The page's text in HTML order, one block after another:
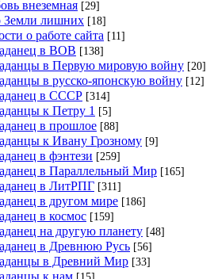
внеземная [29]
лишних [18]
о работе сайта [11]
в ВОВ [138]
в Первую мировую войну [20]
в русско-японскую войну [12]
в СССР [314]
к Петру 1 [5]
в прошлое [88]
к Ивану Грозному [9]
в фэнтези [259]
в Параллельный Мир [165]
в ЛитРПГ [311]
в другом мире [186]
в космос [159]
на другую планету [48]
в Древнюю Русь [56]
в Древний Мир [33]
к нам [15]